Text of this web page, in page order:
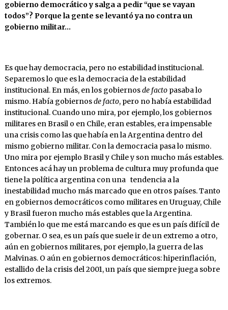
gobierno democrático y salga a pedir “que se vayan
todos”? Porque la gente se levantó ya no contra un
gobierno militar…
Es que hay democracia, pero no estabilidad institucional.
Separemos lo que es la democracia de la estabilidad
institucional. En más, en los gobiernosde facto pasaba lo
mismo. Había gobiernosde facto, pero no había estabilidad
institucional. Cuando uno mira, por ejemplo, los gobiernos
militares en Brasil o en Chile, eran estables, era impensable
una crisis como las que había en la Argentina dentro del
mismo gobierno militar. Con la democracia pasa lo mismo.
Uno mira por ejemplo Brasil y Chile y son mucho más estables.
Entonces acá hay un problema de cultura muy profunda que
tiene la política argentina con una tendencia a la
inestabilidad mucho más marcado que en otros países. Tanto
en gobiernos democráticos como militares en Uruguay, Chile
y Brasil fueron mucho más estables que la Argentina.
También lo que me está marcando es que es un país difícil de
gobernar. O sea, es un país que suele ir de un extremo a otro,
aún en gobiernos militares, por ejemplo, la guerra de las
Malvinas. O aún en gobiernos democráticos: hiperinflación,
estallido de la crisis del 2001, un país que siempre juega sobre
los extremos.